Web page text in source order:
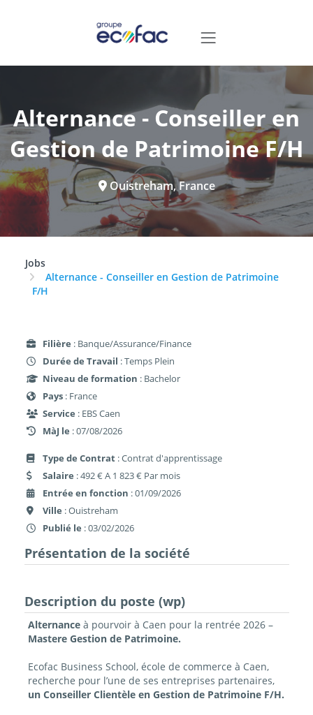
Alternance - Conseiller en
Gestion de Patrimoine F/H
Ouistreham, France
Jobs
Alternance - Conseiller en Gestion de Patrimoine
F/H
Filière : Banque/Assurance/Finance
Durée de Travail : Temps Plein
Niveau de formation : Bachelor
Pays : France
Service : EBS Caen
MàJ le : 07/08/2026
Type de Contrat : Contrat d'apprentissage
Salaire : 492 € A 1 823 € Par mois
Entrée en fonction : 01/09/2026
Ville : Ouistreham
Publié le : 03/02/2026
Présentation de la société
Description du poste (wp)
Alternanceà pourvoir à Caen pour la rentrée 2026 –
Mastere Gestion de Patrimoine.
Ecofac Business School, école de commerce à Caen,
recherche pour l’une de ses entreprises partenaires,
un Conseiller Clientèle en Gestion de Patrimoine F/H.